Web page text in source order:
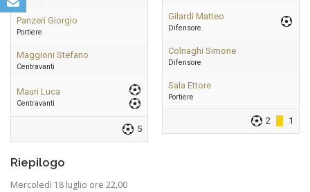
Panzeri Giorgio
Portiere
Maggioni Stefano
Centravanti
Mauri Luca
Centravanti
5
Gilardi Matteo
Difensore
Colnaghi Simone
Difensore
Sala Ettore
Portiere
2 1
Riepilogo
Mercoledì 18 luglio ore 22,00